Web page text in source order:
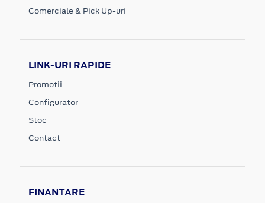
Comerciale & Pick Up-uri
LINK-URI RAPIDE
Promotii
Configurator
Stoc
Contact
FINANTARE